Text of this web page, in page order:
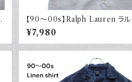
【90～00s】Ralph Lauren ラル
ローレン リネンシャツ 半袖 白 ホ
ワイト ポニー刺繍
古着 ボタンダウン
¥7,980